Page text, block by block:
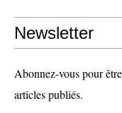
Newsletter
Abonnez-vous pour
articles publiés.